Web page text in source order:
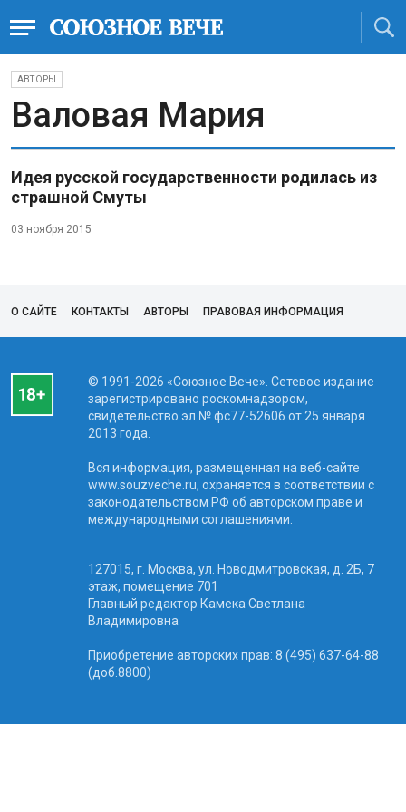
АВТОРЫ
Валовая Мария
Идея русской государственности родилась из
страшной Смуты
03 ноября 2015
О САЙТЕ КОНТАКТЫ АВТОРЫ ПРАВОВАЯ ИНФОРМАЦИЯ
© 1991-2026 «Союзное Вече». Сетевое издание
зарегистрировано роскомнадзором,
свидетельство эл № фc77-52606 от 25 января
2013 года.
Вся информация, размещенная на веб-сайте
www.souzveche.ru, охраняется в соответствии с
законодательством РФ об авторском праве и
международными соглашениями.
127015, г. Москва, ул. Новодмитровская, д. 2Б, 7
этаж, помещение 701
Главный редактор Камека Светлана
Владимировна
Приобретение авторских прав: 8 (495) 637-64-88
(доб.8800)